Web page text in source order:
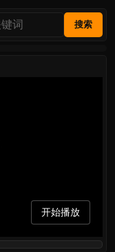
搜索
开始播放